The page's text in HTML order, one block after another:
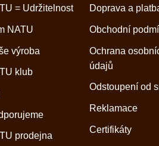
= Udržitelnost
NATU
výroba
klub
prodejna
Doprava a
Obchodní
Ochrana
údajů
Odstoupení od
Reklamace
Certifikáty